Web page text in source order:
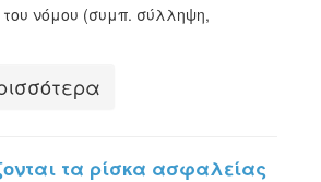
νόμου (συμπ. σύλληψη,
τα ρίσκα ασφαλείας